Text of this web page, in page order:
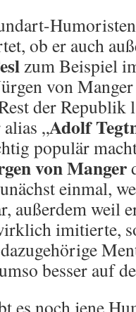
ob er auch
zum Beispiel
von
der
„Adolf
populär
von Manger
einmal,
außerdem weil
imitierte,
besser auf
es noch jene